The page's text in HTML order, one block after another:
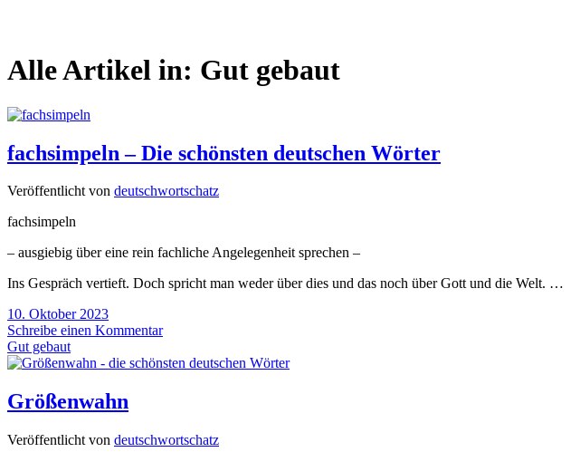
Alle Artikel in: Gut gebaut
fachsimpeln – Die schönsten deutschen Wörter
Veröffentlicht von deutschwortschatz
fachsimpeln
– ausgiebig über eine rein fachliche Angelegenheit sprechen –
Ins Gespräch vertieft. Doch spricht man weder über dies und das noch über Gott und die Welt. …
10. Oktober 2023
Schreibe einen Kommentar
Gut gebaut
Größenwahn
Veröffentlicht von deutschwortschatz